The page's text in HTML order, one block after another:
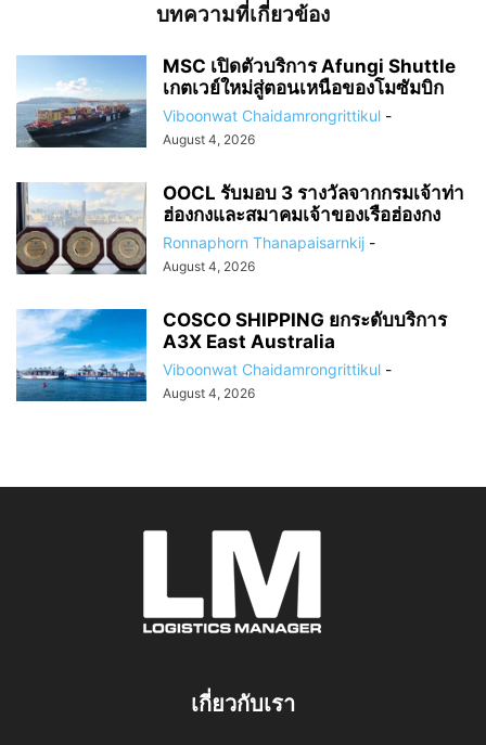
บทความที่เกี่ยวข้อง
MSC เปิดตัวบริการ Afungi Shuttle
เกตเวย์ใหม่สู่ตอนเหนือของโมซัมบิก
Viboonwat Chaidamrongrittikul -
August 4, 2026
OOCL รับมอบ 3 รางวัลจากกรมเจ้าท่า
ฮ่องกงและสมาคมเจ้าของเรือฮ่องกง
Ronnaphorn Thanapaisarnkij -
August 4, 2026
COSCO SHIPPING ยกระดับบริการ
A3X East Australia
Viboonwat Chaidamrongrittikul -
August 4, 2026
เกี่ยวกับเรา